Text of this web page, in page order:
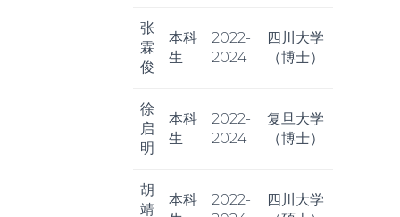
张
霖
俊
本科
生
2022-
2024
四川大学
（博士）
徐
启
明
本科
生
2022-
2024
复旦大学
（博士）
胡
靖
本科
2022-
四川大学